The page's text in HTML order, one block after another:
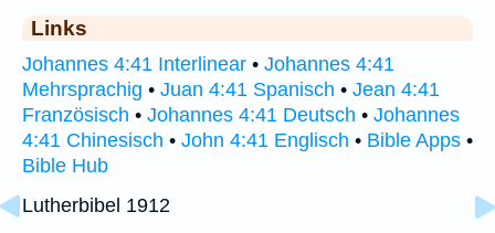
Links
Johannes 4:41 Interlinear • Johannes 4:41
Mehrsprachig • Juan 4:41 Spanisch • Jean 4:41
Französisch • Johannes 4:41 Deutsch • Johannes
4:41 Chinesisch • John 4:41 Englisch • Bible Apps •
Bible Hub
Lutherbibel 1912